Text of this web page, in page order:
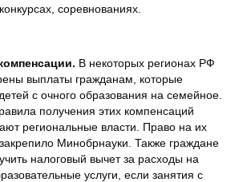
соревнованиях.
В некоторых регионах РФ
выплаты гражданам, которые
с очного образования на семейное.
получения этих компенсаций
региональные власти. Право на их
Минобрнауки. Также граждане
налоговый вычет за расходы на
услуги, если занятия с